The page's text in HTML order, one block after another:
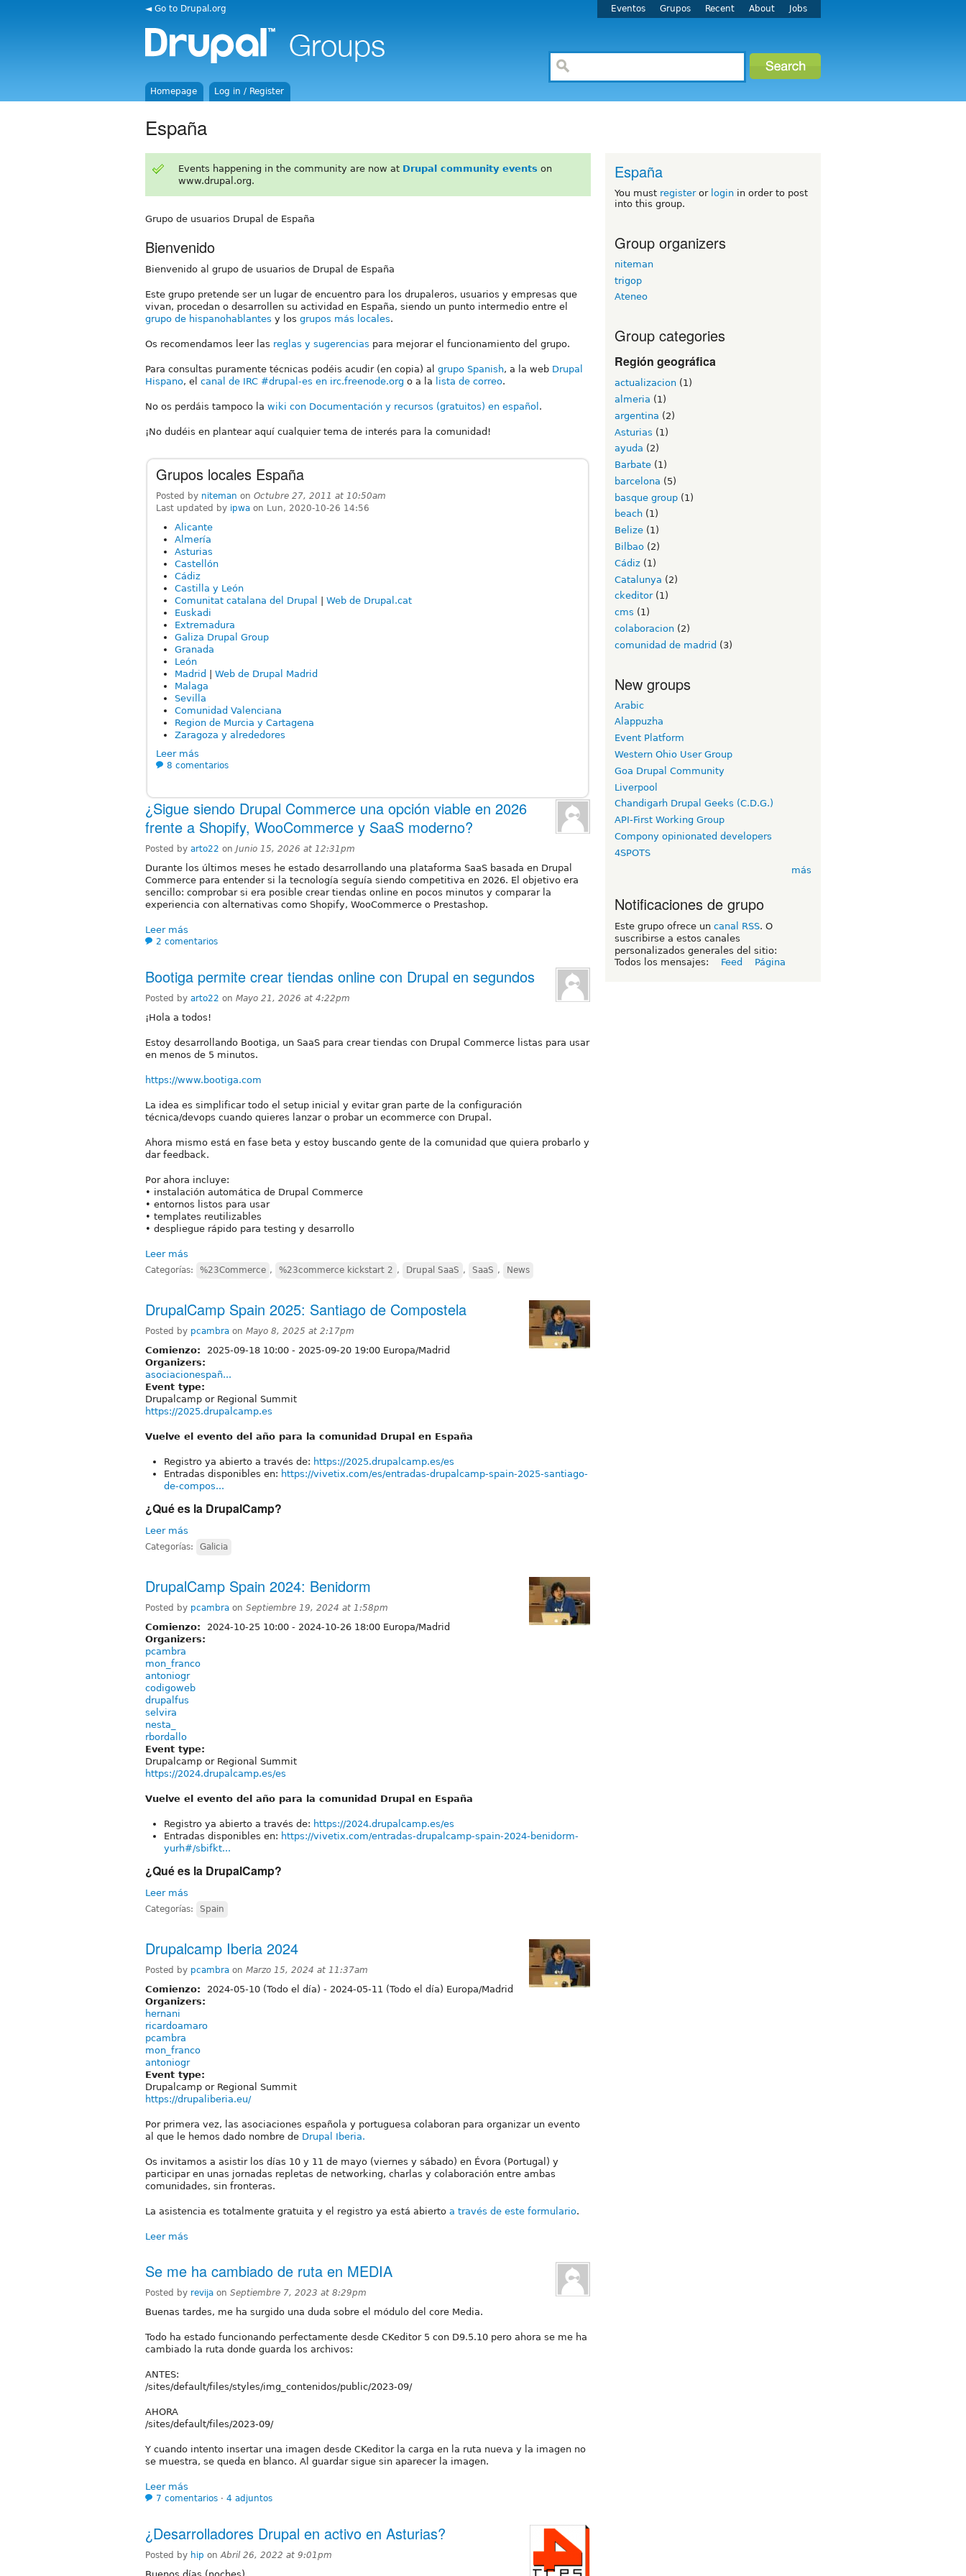
◄ Go to Drupal.org Eventos Grupos Recent About Jobs
Homepage Log in / Register
España
Events happening in the community are now at Drupal community events on
www.drupal.org.
Grupo de usuarios Drupal de España
Bienvenido
Bienvenido al grupo de usuarios de Drupal de España
Este grupo pretende ser un lugar de encuentro para los drupaleros, usuarios y empresas que
vivan, procedan o desarrollen su actividad en España, siendo un punto intermedio entre el
grupo de hispanohablantes y los grupos más locales.
Os recomendamos leer las reglas y sugerencias para mejorar el funcionamiento del grupo.
Para consultas puramente técnicas podéis acudir (en copia) al grupo Spanish, a la web Drupal
Hispano, el canal de IRC #drupal-es en irc.freenode.org o a la lista de correo.
No os perdáis tampoco la wiki con Documentación y recursos (gratuitos) en español .
¡No dudéis en plantear aquí cualquier tema de interés para la comunidad!
Grupos locales España
Posted by niteman on Octubre 27, 2011 at 10:50am
Last updated by ipwa on Lun, 2020-10-26 14:56
Alicante
Almería
Asturias
Castellón
Cádiz
Castilla y León
Comunitat catalana del Drupal
Web de Drupal.cat
Euskadi
Extremadura
Galiza Drupal Group
Granada
León
Madrid
Web de Drupal Madrid
Malaga
Sevilla
Comunidad Valenciana
Region de Murcia y Cartagena
Zaragoza y alrededores
Leer más
8 comentarios
¿Sigue siendo Drupal Commerce una opción viable en 2026
frente a Shopify, WooCommerce y SaaS moderno?
Posted by arto22 on Junio 15, 2026 at 12:31pm
Durante los últimos meses he estado desarrollando una plataforma SaaS basada en Drupal
Commerce para entender si la tecnología seguía siendo competitiva en 2026. El objetivo era
sencillo: comprobar si era posible crear tiendas online en pocos minutos y comparar la
experiencia con alternativas como Shopify, WooCommerce o Prestashop.
Leer más
2 comentarios
Bootiga permite crear tiendas online con Drupal en segundos
Posted by arto22 on Mayo 21, 2026 at 4:22pm
¡Hola a todos!
Estoy desarrollando Bootiga, un SaaS para crear tiendas con Drupal Commerce listas para usar
en menos de 5 minutos.
https://www.bootiga.com
La idea es simplificar todo el setup inicial y evitar gran parte de la configuración
técnica/devops cuando quieres lanzar o probar un ecommerce con Drupal.
Ahora mismo está en fase beta y estoy buscando gente de la comunidad que quiera probarlo y
dar feedback.
Por ahora incluye:
• instalación automática de Drupal Commerce
• entornos listos para usar
• templates reutilizables
• despliegue rápido para testing y desarrollo
Leer más
Categorías: %23Commerce , %23commerce kickstart 2 , Drupal SaaS , SaaS , News
DrupalCamp Spain 2025: Santiago de Compostela
Posted by pcambra on Mayo 8, 2025 at 2:17pm
Comienzo: 2025-09-18 10:00 - 2025-09-20 19:00 Europa/Madrid
Organizers:
asociacionespañ...
Event type:
Drupalcamp or Regional Summit
https://2025.drupalcamp.es
Vuelve el evento del año para la comunidad Drupal en España
Registro ya abierto a través de: https://2025.drupalcamp.es/es
Entradas disponibles en: https://vivetix.com/es/entradas-drupalcamp-spain-2025-santiago-
de-compos...
¿Qué es la DrupalCamp?
Leer más
Categorías: Galicia
DrupalCamp Spain 2024: Benidorm
Posted by pcambra on Septiembre 19, 2024 at 1:58pm
Comienzo: 2024-10-25 10:00 - 2024-10-26 18:00 Europa/Madrid
Organizers:
pcambra
mon_franco
antoniogr
codigoweb
drupalfus
selvira
nesta_
rbordallo
Event type:
Drupalcamp or Regional Summit
https://2024.drupalcamp.es/es
Vuelve el evento del año para la comunidad Drupal en España
Registro ya abierto a través de: https://2024.drupalcamp.es/es
Entradas disponibles en: https://vivetix.com/entradas-drupalcamp-spain-2024-benidorm-
yurh#/sbifkt...
¿Qué es la DrupalCamp?
Leer más
Categorías: Spain
Drupalcamp Iberia 2024
Posted by pcambra on Marzo 15, 2024 at 11:37am
Comienzo: 2024-05-10 (Todo el día) - 2024-05-11 (Todo el día) Europa/Madrid
Organizers:
hernani
ricardoamaro
pcambra
mon_franco
antoniogr
Event type:
Drupalcamp or Regional Summit
https://drupaliberia.eu/
Por primera vez, las asociaciones española y portuguesa colaboran para organizar un evento
al que le hemos dado nombre de Drupal Iberia.
Os invitamos a asistir los días 10 y 11 de mayo (viernes y sábado) en Évora (Portugal) y
participar en unas jornadas repletas de networking, charlas y colaboración entre ambas
comunidades, sin fronteras.
La asistencia es totalmente gratuita y el registro ya está abierto a través de este formulario.
Leer más
Se me ha cambiado de ruta en MEDIA
Posted by revija on Septiembre 7, 2023 at 8:29pm
Buenas tardes, me ha surgido una duda sobre el módulo del core Media.
Todo ha estado funcionando perfectamente desde CKeditor 5 con D9.5.10 pero ahora se me ha
cambiado la ruta donde guarda los archivos:
ANTES:
/sites/default/files/styles/img_contenidos/public/2023-09/
AHORA
/sites/default/files/2023-09/
Y cuando intento insertar una imagen desde CKeditor la carga en la ruta nueva y la imagen no
se muestra, se queda en blanco. Al guardar sigue sin aparecer la imagen.
Leer más
7 comentarios ⋅ 4 adjuntos
¿Desarrolladores Drupal en activo en Asturias?
Posted by hip on Abril 26, 2022 at 9:01pm
España
You must registeror login in order to post
into this group.
Group organizers
niteman
trigop
Ateneo
Group categories
Región geográfica
actualizacion (1)
almeria (1)
argentina (2)
Asturias (1)
ayuda (2)
Barbate (1)
barcelona (5)
basque group (1)
beach (1)
Belize (1)
Bilbao (2)
Cádiz (1)
Catalunya (2)
ckeditor(1)
cms (1)
colaboracion (2)
comunidad de madrid (3)
New groups
Arabic
Alappuzha
Event Platform
Western Ohio User Group
Goa Drupal Community
Liverpool
Chandigarh Drupal Geeks (C.D.G.)
API-First Working Group
Compony opinionated developers
4SPOTS
más
Notificaciones de grupo
Este grupo ofrece un canal RSS. O
suscribirse a estos canales
personalizados generales del sitio:
Todos los mensajes:
Feed Página